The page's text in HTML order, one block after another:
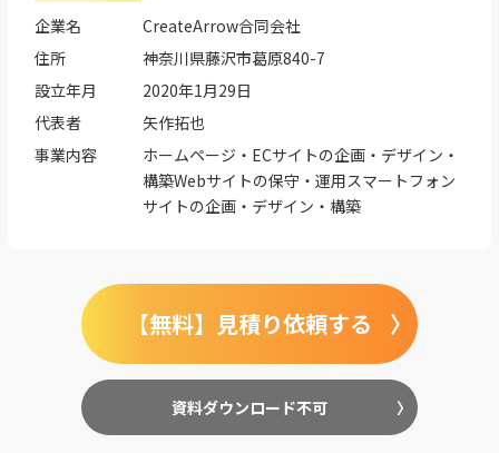
企業名
CreateArrow合同会社
住所
神奈川県藤沢市葛原840-7
設立年月
2020年1月29日
代表者
矢作拓也
事業内容
ホームページ・ECサイトの企画・デザイン・
構築Webサイトの保守・運用スマートフォン
サイトの企画・デザイン・構築
【無料】見積り依頼する
資料ダウンロード不可